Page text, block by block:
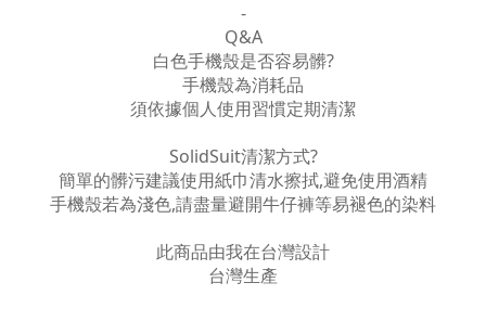
-
Q&A
白色手機殼是否容易髒?
手機殼為消耗品
須依據個人使用習慣定期清潔
SolidSuit清潔方式?
簡單的髒污建議使用紙巾清水擦拭,避免使用酒精
手機殼若為淺色,請盡量避開牛仔褲等易褪色的染料
此商品由我在台灣設計
台灣生產